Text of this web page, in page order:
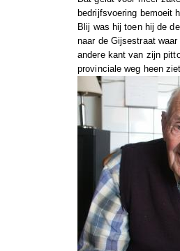
bedrijfsvoering bemoeit
Blij was hij toen hij de
naar de Gijsestraat
andere kant van zijn
provinciale weg heen